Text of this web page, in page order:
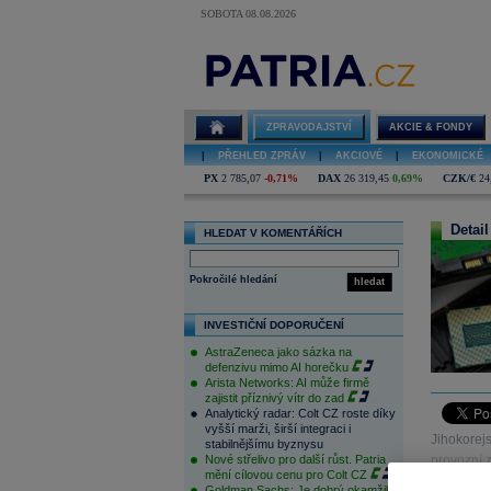
SOBOTA 08.08.2026
ZPRAVODAJSTVÍ AKCIE & FONDY
PŘEHLED ZPRÁV AKCIOVÉ EKONOMICKÉ
PX 2 785,07 -0,71% DAX 26 319,45 0,69% CZK/€
HLEDAT V KOMENTÁŘÍCH
hledat
Pokročilé hledání
INVESTIČNÍ DOPORUČENÍ
AstraZeneca jako sázka na
defenzivu mimo AI horečku
Arista Networks: AI může firmě
zajistit příznivý vítr do zad
Analytický radar: Colt CZ roste díky
vyšší marži, širší integraci i
stabilnějšímu byznysu
Nové střelivo pro další růst. Patria
mění cílovou cenu pro Colt CZ
provozní